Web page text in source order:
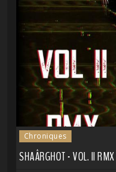
Chroniques
SHAÂRGHOT - VOL. II RMX